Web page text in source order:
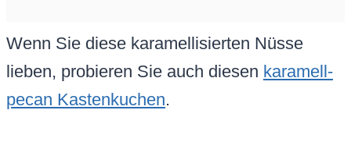
Wenn Sie diese karamellisierten Nüsse
lieben, probieren Sie auch diesen karamell-
pecan Kastenkuchen.